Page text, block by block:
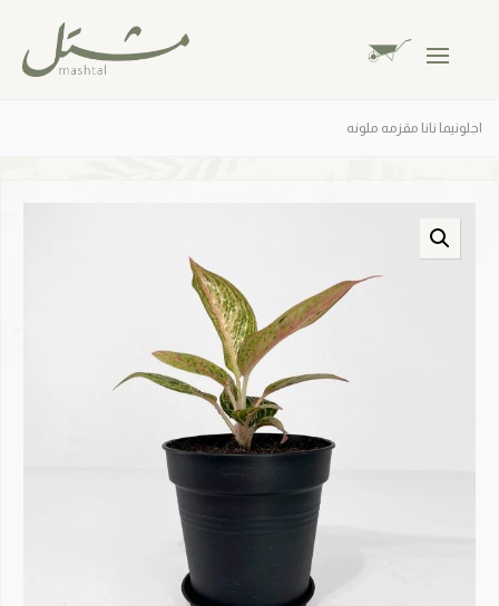
اجلونيما نانا مقزمه ملونه